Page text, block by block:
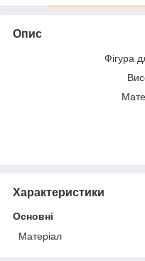
Опис
Фігура
Характеристики
Основні
Матеріал